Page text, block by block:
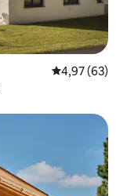
4,97 av 5 i
4,97 (63)